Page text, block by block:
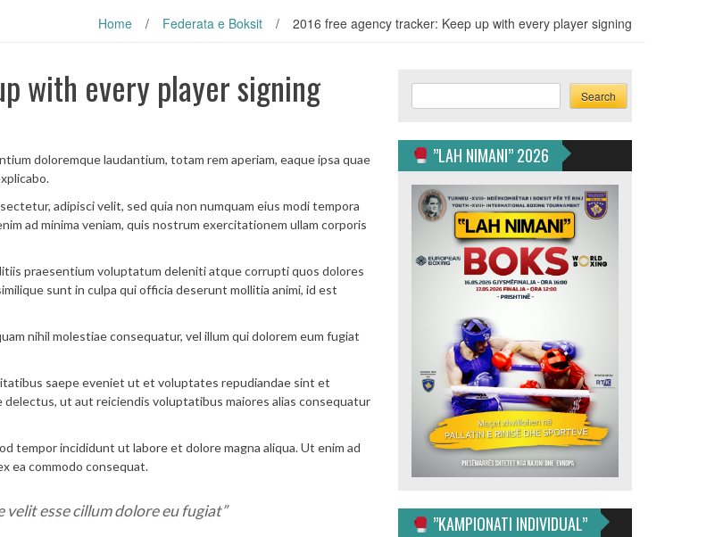
Home / Federata e Boksit / 2016 free agency tracker: Keep up with every player signing
with every player signing
doloremque laudantium, totam rem aperiam, eaque ipsa quae
adipisci velit, sed quia non numquam eius modi tempora
ad minima veniam, quis nostrum exercitationem ullam corporis
praesentium voluptatum deleniti atque corrupti quos dolores
sunt in culpa qui officia deserunt mollitia animi, id est
nihil molestiae consequatur, vel illum qui dolorem eum fugiat
saepe eveniet ut et voluptates repudiandae sint et
ut aut reiciendis voluptatibus maiores alias consequatur
tempor incididunt ut labore et dolore magna aliqua. Ut enim ad
ea commodo consequat.
esse cillum dolore eu fugiat”
Search Search
”LAH NIMANI” 2026
”KAMPIONATI INDIVIDUAL”